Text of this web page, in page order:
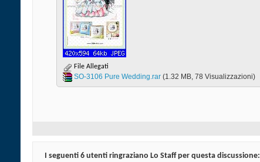
File Allegati
SO-3106 Pure Wedding.rar‎ (1.32 MB, 78 Visualizzazioni)
I seguenti 6 utenti ringraziano Lo Staff per questa discussione: